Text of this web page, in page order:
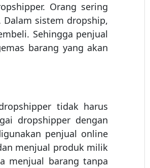
Orang sering
sistem dropship,
Sehingga penjual
barang yang akan
tidak harus
dropshipper dengan
penjual online
menjual produk milik
menjual barang tanpa